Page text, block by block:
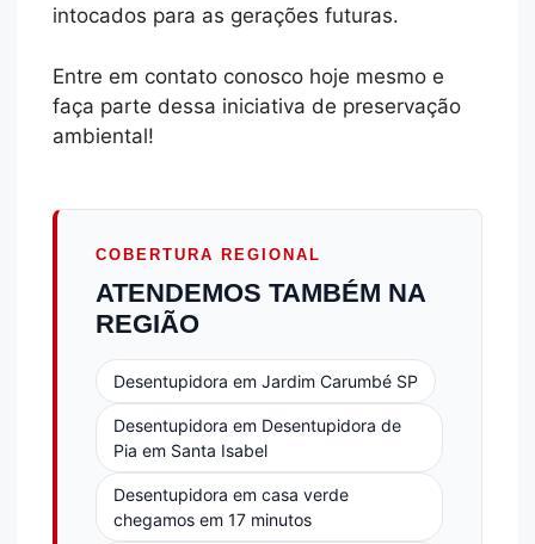
intocados para as gerações futuras.
Entre em contato conosco hoje mesmo e
faça parte dessa iniciativa de preservação
ambiental!
COBERTURA REGIONAL
ATENDEMOS TAMBÉM NA
REGIÃO
Desentupidora em Jardim Carumbé SP
Desentupidora em Desentupidora de
Pia em Santa Isabel
Desentupidora em casa verde
chegamos em 17 minutos